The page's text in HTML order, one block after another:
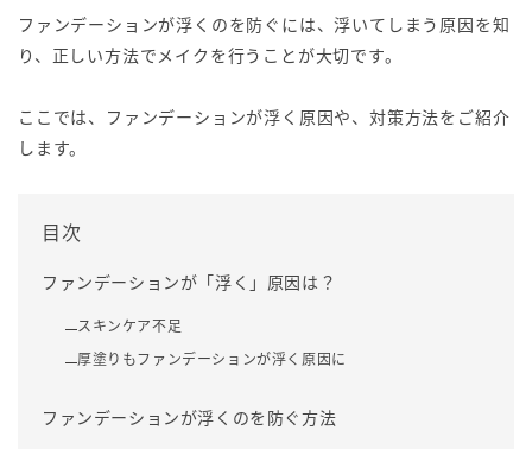
ファンデーションが浮くのを防ぐには、浮いてしまう原因を知
り、正しい方法でメイクを行うことが大切です。
ここでは、ファンデーションが浮く原因や、対策方法をご紹介
します。
目次
ファンデーションが「浮く」原因は？
スキンケア不足
厚塗りもファンデーションが浮く原因に
ファンデーションが浮くのを防ぐ方法